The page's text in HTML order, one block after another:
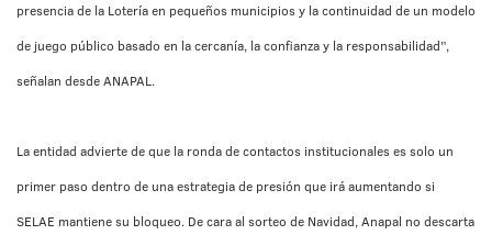
presencia de la Lotería en pequeños municipios y la continuidad de un modelo
de juego público basado en la cercanía, la confianza y la responsabilidad”,
señalan desde ANAPAL.
La entidad advierte de que la ronda de contactos institucionales es solo un
primer paso dentro de una estrategia de presión que irá aumentando si
SELAE mantiene su bloqueo. De cara al sorteo de Navidad, Anapal no descarta